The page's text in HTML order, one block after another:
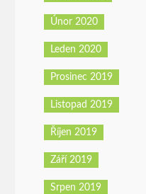
Únor 2020
Leden 2020
Prosinec 2019
Listopad 2019
Říjen 2019
Září 2019
Srpen 2019